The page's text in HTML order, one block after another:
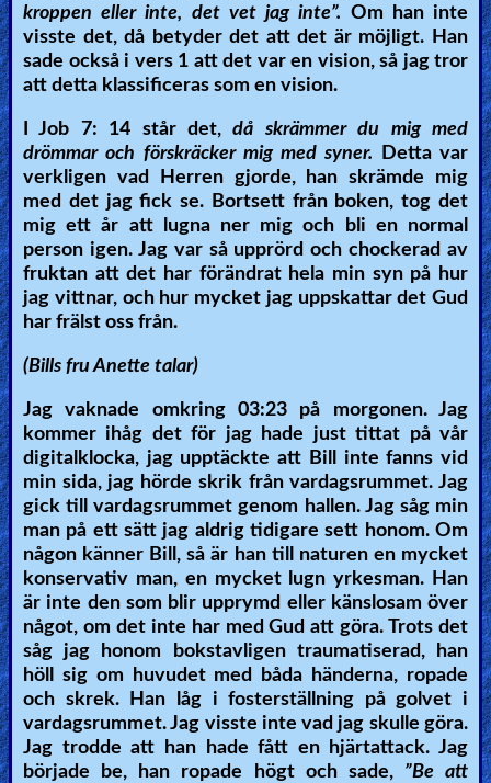
Follow
us
Social
Media
PDF
Books
Random
Video
AI
Bible
Questions
Something
Funny...
2nd
Page,
Older
Material
kroppen eller inte, det vet jag inte”. Om han inte
visste det, då betyder det att det är möjligt. Han
sade också i vers 1 att det var en vision, så jag tror
att detta klassificeras som en vision.
I Job 7: 14 står det,då skrämmer du mig med
drömmar och förskräcker mig med syner.
Detta var
verkligen vad Herren gjorde, han skrämde mig
med det jag fick se. Bortsett från boken, tog det
mig ett år att lugna ner mig och bli en normal
person igen. Jag var så upprörd och chockerad av
fruktan att det har förändrat hela min syn på hur
jag vittnar, och hur mycket jag uppskattar det Gud
har frälst oss från.
(Bills fru Anette talar)
Jag vaknade omkring 03:23 på morgonen. Jag
kommer ihåg det för jag hade just tittat på vår
digitalklocka, jag upptäckte att Bill inte fanns vid
min sida, jag hörde skrik från vardagsrummet. Jag
gick till vardagsrummet genom hallen. Jag såg min
man på ett sätt jag aldrig tidigare sett honom. Om
någon känner Bill, så är han till naturen en mycket
konservativ man, en mycket lugn yrkesman. Han
är inte den som blir upprymd eller känslosam över
något, om det inte har med Gud att göra. Trots det
såg jag honom bokstavligen traumatiserad, han
höll sig om huvudet med båda händerna, ropade
och skrek. Han låg i fosterställning på golvet i
vardagsrummet. Jag visste inte vad jag skulle göra.
Jag trodde att han hade fått en hjärtattack. Jag
började be, han ropade högt och sade, ”Be att